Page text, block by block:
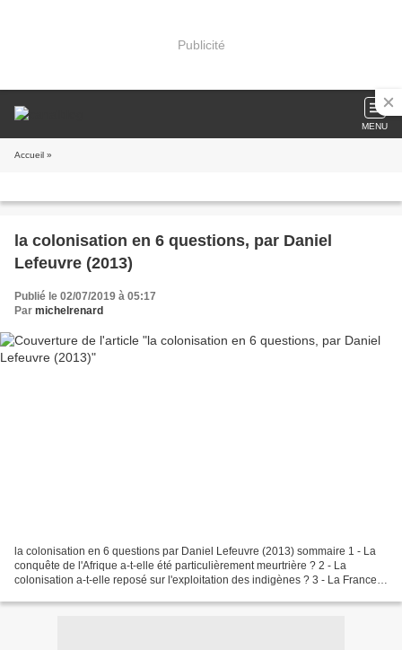
Publicité
MENU
Accueil »
la colonisation en 6 questions, par Daniel
Lefeuvre (2013)
Publié le 02/07/2019 à 05:17
Par michelrenard
la colonisation en 6 questions par Daniel Lefeuvre (2013) sommaire 1 - La
conquête de l'Afrique a-t-elle été particulièrement meurtrière ? 2 - La
colonisation a-t-elle reposé sur l'exploitation des indigènes ? 3 - La France